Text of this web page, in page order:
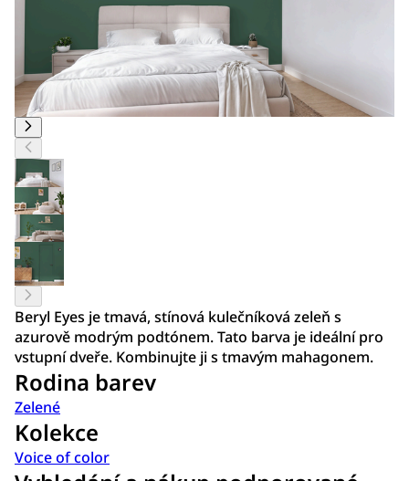
Beryl Eyes je tmavá, stínová kulečníková zeleň s
azurově modrým podtónem. Tato barva je ideální pro
vstupní dveře. Kombinujte ji s tmavým mahagonem.
Rodina barev
Zelené
Kolekce
Voice of color